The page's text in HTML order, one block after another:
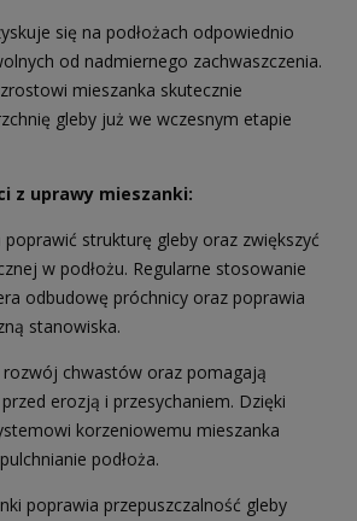
się na podłożach odpowiednio
od nadmiernego zachwaszczenia.
mieszanka skutecznie
gleby już we wczesnym etapie
z uprawy mieszanki:
strukturę gleby oraz zwiększyć
w podłożu. Regularne stosowanie
odbudowę próchnicy oraz poprawia
stanowiska.
rozwój chwastów oraz pomagają
erozją i przesychaniem. Dzięki
korzeniowemu mieszanka
podłoża.
poprawia przepuszczalność gleby